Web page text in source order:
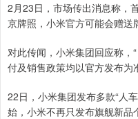
2月23日，市场传出消息称，
京牌照，小米官方可能会赠送
对此传闻，小米集团回应称，
付及销售政策均以官方发布为
22日，小米集团发布多款“人
始，小米不再只发布旗舰新品